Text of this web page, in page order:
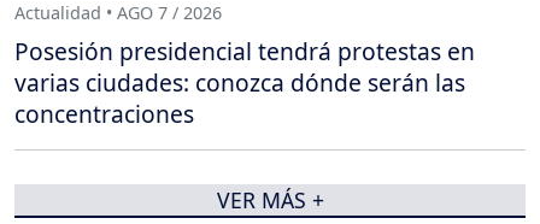
Actualidad • AGO 7 / 2026
Posesión presidencial tendrá protestas en
varias ciudades: conozca dónde serán las
concentraciones
VER MÁS +